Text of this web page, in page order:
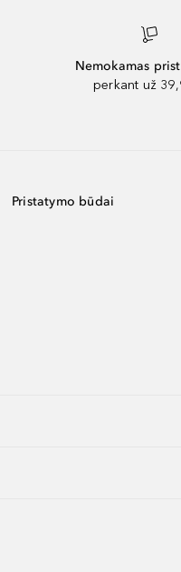
Nemokamas
perkant už
Pristatymo būdai